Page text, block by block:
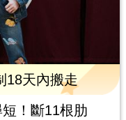
18天內搬走
！斷11根肋